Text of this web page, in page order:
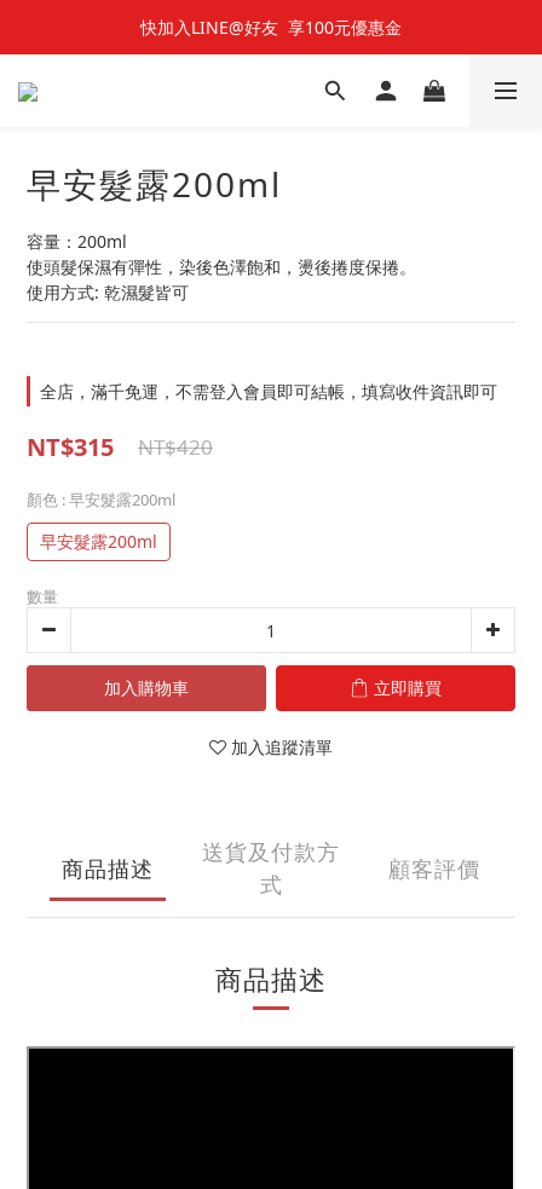
快加入LINE@好友  享100元優惠金
快加入LINE@好友  享100元優惠金
七夕對對碰 🌹 雙雙對對66折
早安髮露200ml
容量：200ml
使頭髮保濕有彈性，染後色澤飽和，燙後捲度保捲。
使用方式: 乾濕髮皆可
全店，滿千免運，不需登入會員即可結帳，填寫收件資訊即可
NT$315 NT$420
顏色 : 早安髮露200ml
早安髮露200ml
數量
加入購物車 立即購買
加入追蹤清單
商品描述
送貨及付款方
式
顧客評價
商品描述